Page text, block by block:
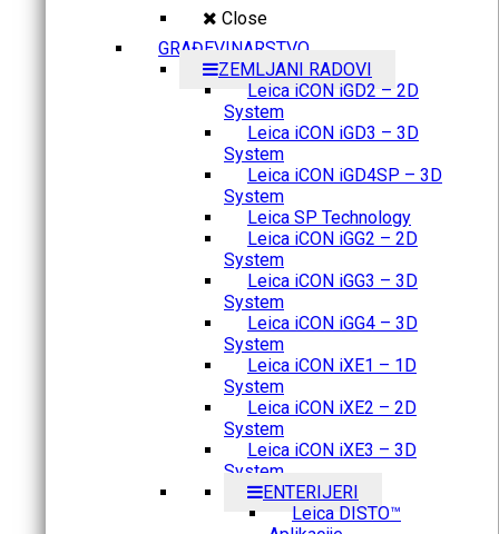
Close
GRAĐEVINARSTVO
ZEMLJANI RADOVI
Leica iCON iGD2 – 2D
System
Leica iCON iGD3 – 3D
System
Leica iCON iGD4SP – 3D
System
Leica SP Technology
Leica iCON iGG2 – 2D
System
Leica iCON iGG3 – 3D
System
Leica iCON iGG4 – 3D
System
Leica iCON iXE1 – 1D
System
Leica iCON iXE2 – 2D
System
Leica iCON iXE3 – 3D
System
ENTERIJERI
Leica DISTO™